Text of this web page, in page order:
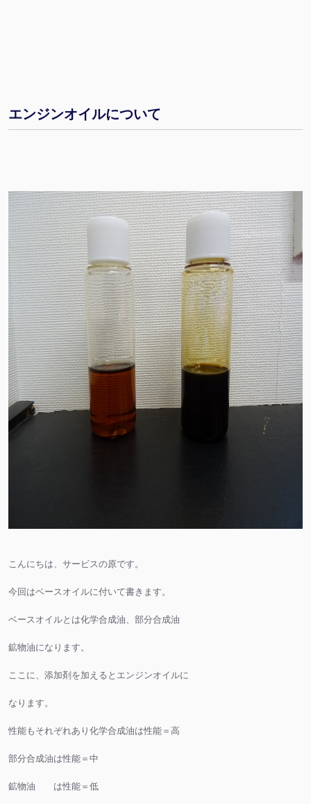
エンジンオイルについて
こんにちは、サービスの原です。
今回はベースオイルに付いて書きます。
ベースオイルとは化学合成油、部分合成油
鉱物油になります。
ここに、添加剤を加えるとエンジンオイルに
なります。
性能もそれぞれあり化学合成油は性能＝高
部分合成油は性能＝中
鉱物油 は性能＝低